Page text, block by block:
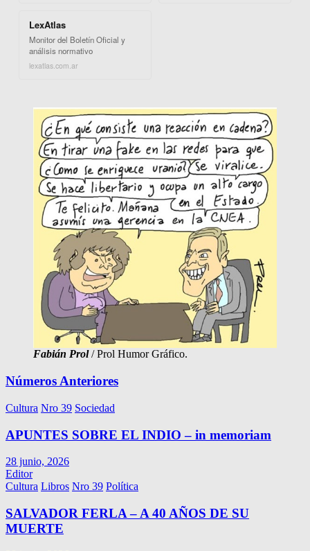
LexAtlas
Monitor del Boletín Oficial y
análisis normativo
lexatlas.com.ar
Fabián Prol/ Prol Humor Gráfico.
Números Anteriores
Cultura Nro 39 Sociedad
APUNTES SOBRE EL INDIO – in memoriam
28 junio, 2026
Editor
Cultura Libros Nro 39 Política
SALVADOR FERLA – A 40 AÑOS DE SU
MUERTE